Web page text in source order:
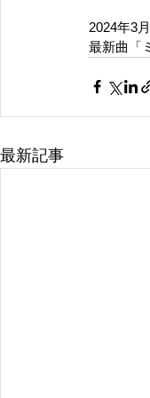
2024年3
最新曲「
最新記事